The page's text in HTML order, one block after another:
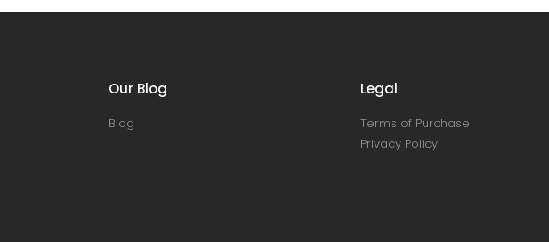
Our Blog
Blog
Legal
Terms of Purchase
Privacy Policy